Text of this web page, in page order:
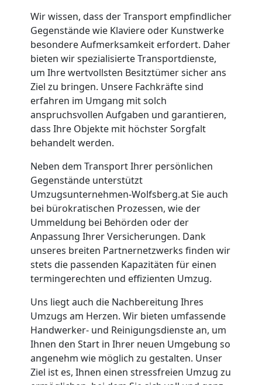
Wir wissen, dass der Transport empfindlicher
Gegenstände wie Klaviere oder Kunstwerke
besondere Aufmerksamkeit erfordert. Daher
bieten wir spezialisierte Transportdienste,
um Ihre wertvollsten Besitztümer sicher ans
Ziel zu bringen. Unsere Fachkräfte sind
erfahren im Umgang mit solch
anspruchsvollen Aufgaben und garantieren,
dass Ihre Objekte mit höchster Sorgfalt
behandelt werden.
Neben dem Transport Ihrer persönlichen
Gegenstände unterstützt
Umzugsunternehmen-Wolfsberg.at Sie auch
bei bürokratischen Prozessen, wie der
Ummeldung bei Behörden oder der
Anpassung Ihrer Versicherungen. Dank
unseres breiten Partnernetzwerks finden wir
stets die passenden Kapazitäten für einen
termingerechten und effizienten Umzug.
Uns liegt auch die Nachbereitung Ihres
Umzugs am Herzen. Wir bieten umfassende
Handwerker- und Reinigungsdienste an, um
Ihnen den Start in Ihrer neuen Umgebung so
angenehm wie möglich zu gestalten. Unser
Ziel ist es, Ihnen einen stressfreien Umzug zu
Umzugshelfer
Wolfsberg
Möbeltaxi
Wolfsberg
Kleintransport
Wolfsberg
Möbelmontage